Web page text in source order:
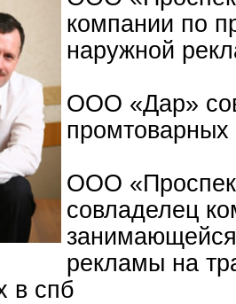
компании по
наружной
ООО «Дар»
промтоварных
ООО
совладелец
рекламы на
в спб